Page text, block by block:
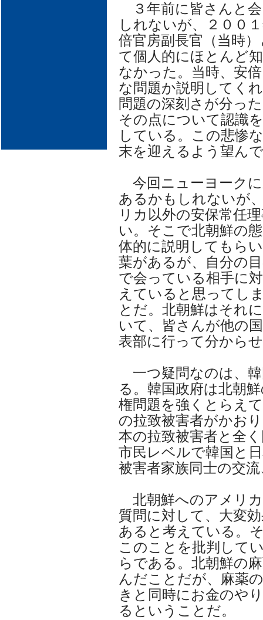
３年前に皆さんと
しれないが、２００
倍官房副長官（当時
て個人的にほとんど
なかった。当時、安
な問題か説明してく
問題の深刻さが分っ
その点について認識
している。この悲惨
末を迎えるよう望ん
今回ニューヨーク
あるかもしれないが
リカ以外の安保常任
い。そこで北朝鮮の
体的に説明してもら
葉があるが、自分の
で会っている相手に
えていると思ってし
とだ。北朝鮮はそれ
いて、皆さんが他の
表部に行って分から
一つ疑問なのは、
る。韓国政府は北朝
権問題を強くとらえ
の拉致被害者がかお
本の拉致被害者と全
市民レベルで韓国と
被害者家族同士の交
北朝鮮へのアメリ
質問に対して、大変
あると考えている。
このことを批判して
らである。北朝鮮の
んだことだが、麻薬
きと同時にお金のや
るということだ。